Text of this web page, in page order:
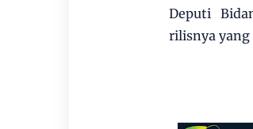
Deputi
rilisnya yang